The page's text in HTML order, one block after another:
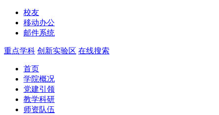
校友
移动办公
邮件系统
重点学科 创新实验区 在线搜索
首页
学院概况
党建引领
教学科研
师资队伍